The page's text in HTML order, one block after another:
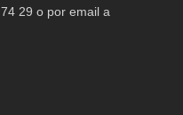
29 o por email a